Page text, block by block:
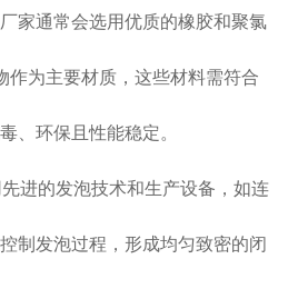
家通常会选用优质的橡胶和聚氯
作为主要材质，这些材料需符合
、环保且性能稳定。
进的发泡技术和生产设备，如连
制发泡过程，形成均匀致密的闭